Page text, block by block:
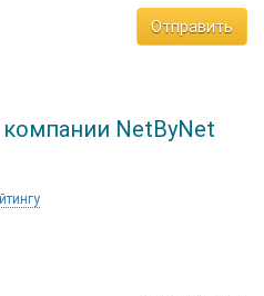
Отправить
NetByNet